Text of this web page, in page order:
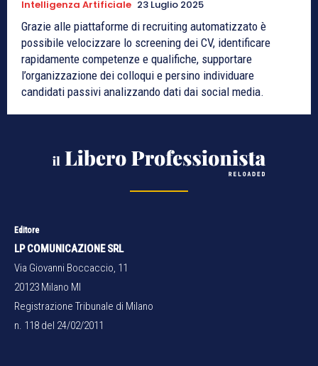
Intelligenza Artificiale 23 Luglio 2025
Grazie alle piattaforme di recruiting automatizzato è
possibile velocizzare lo screening dei CV, identificare
rapidamente competenze e qualifiche, supportare
l’organizzazione dei colloqui e persino individuare
candidati passivi analizzando dati dai social media.
Editore
LP COMUNICAZIONE SRL
Via Giovanni Boccaccio, 11
20123 Milano MI
Registrazione Tribunale di Milano
n. 118 del 24/02/2011